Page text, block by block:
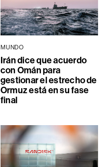
MUNDO
Irán dice que acuerdo
con Omán para
gestionar el estrecho de
Ormuz está en su fase
final